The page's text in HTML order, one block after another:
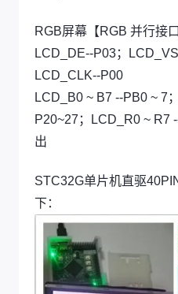
RGB屏幕【RGB 并行接
LCD_DE--P03；
LCD_CLK--P00
LCD_B0 ~ B7 --PB0 ~ 7
P20~27；LCD_R0 ~ R7
出
STC32G单片机直驱
下：